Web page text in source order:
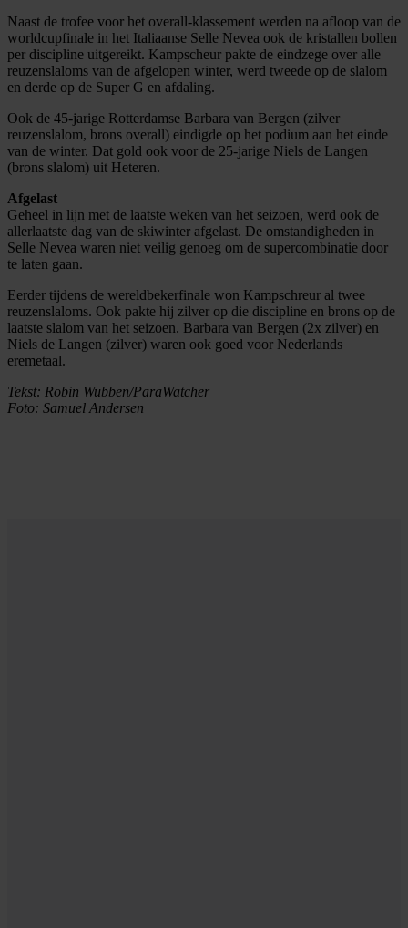
Naast de trofee voor het overall-klassement werden na afloop van de
worldcupfinale in het Italiaanse Selle Nevea ook de kristallen bollen
per discipline uitgereikt. Kampscheur pakte de eindzege over alle
reuzenslaloms van de afgelopen winter, werd tweede op de slalom
en derde op de Super G en afdaling.
Ook de 45-jarige Rotterdamse Barbara van Bergen (zilver
reuzenslalom, brons overall) eindigde op het podium aan het einde
van de winter. Dat gold ook voor de 25-jarige Niels de Langen
(brons slalom) uit Heteren.
Afgelast
Geheel in lijn met de laatste weken van het seizoen, werd ook de
allerlaatste dag van de skiwinter afgelast. De omstandigheden in
Selle Nevea waren niet veilig genoeg om de supercombinatie door
te laten gaan.
Eerder tijdens de wereldbekerfinale won Kampschreur al twee
reuzenslaloms. Ook pakte hij zilver op die discipline en brons op de
laatste slalom van het seizoen. Barbara van Bergen (2x zilver) en
Niels de Langen (zilver) waren ook goed voor Nederlands
eremetaal.
Tekst: Robin Wubben/ParaWatcher
Foto: Samuel Andersen